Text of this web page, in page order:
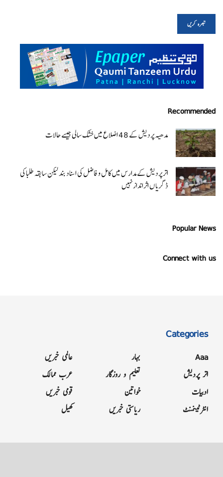
Recommended
مدھیہ پردیش کے 48 اضلاع میں خشک سالی جیسے حالات
اتر پردیش کےمدارس میں کامل و فاضل کی اسناد بند لیکن سابقہ طلبا کی
ڈگریا ں اثرانداز نہیں
Popular News
Connect with us
Categories
Aaa
اتر پردیش
ادبیات
انٹرٹینمنٹ
بہار
تعلیم و روزگار
خواتین
ریاستی خبریں
عالمی خبریں
عرب ممالک
قومی خبریں
کھیل